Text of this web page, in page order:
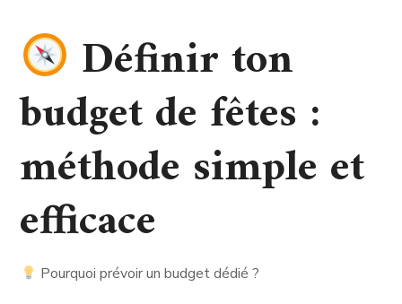
Définir ton
budget de fêtes :
méthode simple et
efficace
Pourquoi prévoir un budget dédié ?